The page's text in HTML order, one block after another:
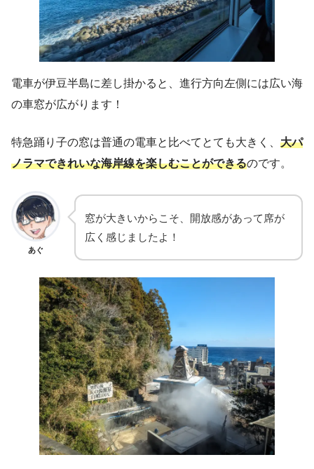
電車が伊豆半島に差し掛かると、進行方向左側には広い海
の車窓が広がります！
特急踊り子の窓は普通の電車と比べてとても大きく、 大パ
ノラマできれいな海岸線を楽しむことができるのです。
あぐ
窓が大きいからこそ、開放感があって席が
広く感じましたよ！